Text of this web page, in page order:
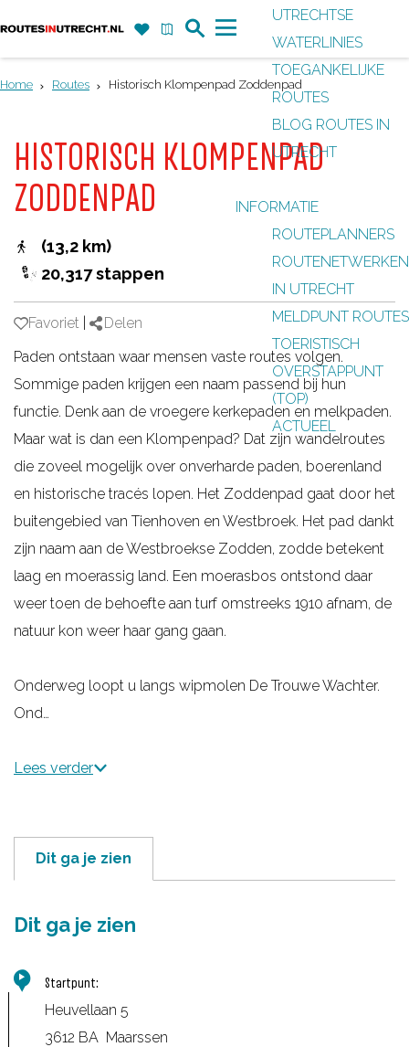
F
a
v
i
e
n
a
a
o
e
M
e
UTRECHTSE
WATERLINIES
TOEGANKELIJKE
ROUTES
BLOG ROUTES IN
UTRECHT
INFORMATIE
ROUTEPLANNERS
ROUTENETWERKEN
IN UTRECHT
MELDPUNT ROUTES
TOERISTISCH
OVERSTAPPUNT
(TOP)
ACTUEEL
Home Routes Historisch Klompenpad Zoddenpad
HISTORISCH KLOMPENPAD
ZODDENPAD
(13,2 km)
20,317 stappen
Favoriet
Favoriet
Delen
Paden ontstaan waar mensen vaste routes volgen.
Sommige paden krijgen een naam passend bij hun
functie. Denk aan de vroegere kerkepaden en melkpaden.
Maar wat is dan een Klompenpad? Dat zijn wandelroutes
die zoveel mogelijk over onverharde paden, boerenland
en historische tracés lopen. Het Zoddenpad gaat door het
buitengebied van Tienhoven en Westbroek. Het pad dankt
zijn naam aan de Westbroekse Zodden, zodde betekent
laag en moerassig land. Een moerasbos ontstond daar
weer toen de behoefte aan turf omstreeks 1910 afnam, de
natuur kon weer haar gang gaan.
Onderweg loopt u langs wipmolen De Trouwe Wachter.
Ond…
Lees verder
Dit ga je zien
Dit ga je zien
Startpunt:
Heuvellaan 5
3612 BA Maarssen